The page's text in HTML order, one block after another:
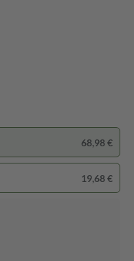
68,98 €
19,68 €